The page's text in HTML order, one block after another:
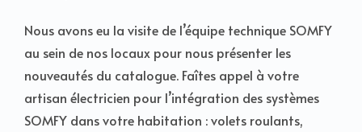
Nous avons eu la visite de l’équipe technique SOMFY
au sein de nos locaux pour nous présenter les
nouveautés du catalogue. Faîtes appel à votre
artisan électricien pour l’intégration des systèmes
SOMFY dans votre habitation : volets roulants,